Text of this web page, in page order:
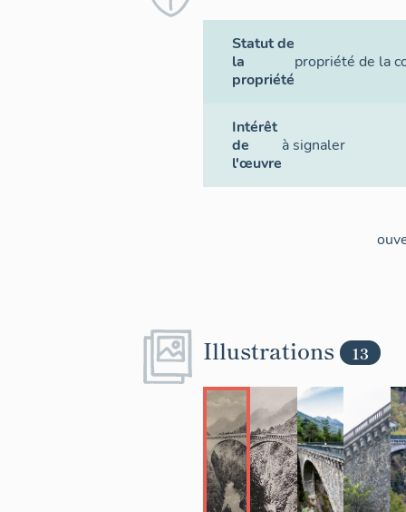
Statut de
la
propriété
propriété de la
Intérêt
de
l'œuvre
à signaler
Illustrations 13